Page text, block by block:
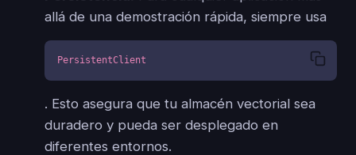
allá de una demostración rápida, siempre usa
PersistentClient
. Esto asegura que tu almacén vectorial sea
duradero y pueda ser desplegado en
diferentes entornos.